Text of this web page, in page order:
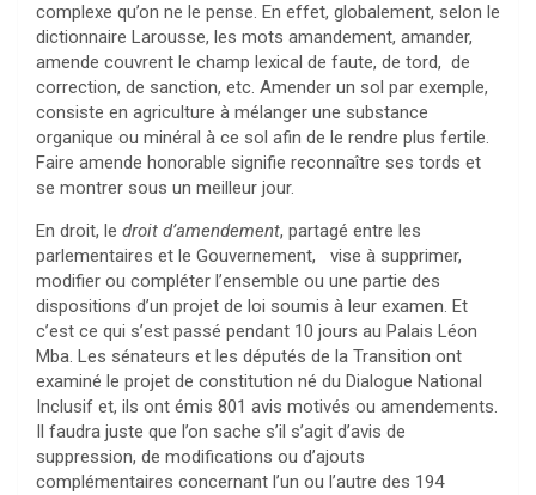
complexe qu’on ne le pense. En effet, globalement, selon le
dictionnaire Larousse, les mots amandement, amander,
amende couvrent le champ lexical de faute, de tord, de
correction, de sanction, etc. Amender un sol par exemple,
consiste en agriculture à mélanger une substance
organique ou minéral à ce sol afin de le rendre plus fertile.
Faire amende honorable signifie reconnaître ses tords et
se montrer sous un meilleur jour.
En droit, le droit d’amendement, partagé entre les
parlementaires et le Gouvernement, vise à supprimer,
modifier ou compléter l’ensemble ou une partie des
dispositions d’un projet de loi soumis à leur examen. Et
c’est ce qui s’est passé pendant 10 jours au Palais Léon
Mba. Les sénateurs et les députés de la Transition ont
examiné le projet de constitution né du Dialogue National
Inclusif et, ils ont émis 801 avis motivés ou amendements.
Il faudra juste que l’on sache s’il s’agit d’avis de
suppression, de modifications ou d’ajouts
complémentaires concernant l’un ou l’autre des 194